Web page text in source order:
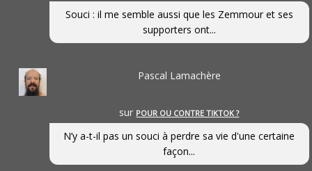
Souci : il me semble aussi que les Zemmour et ses
supporters ont...
Pascal Lamachère
sur POUR OU CONTRE TIKTOK ?
N’y a-t-il pas un souci à perdre sa vie d'une certaine
façon...